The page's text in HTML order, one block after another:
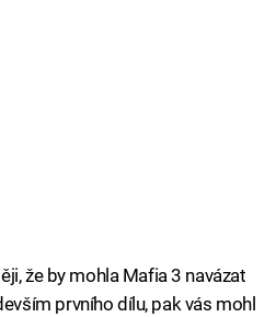
že by mohla Mafia 3 navázat
prvního dílu, pak vás mohl